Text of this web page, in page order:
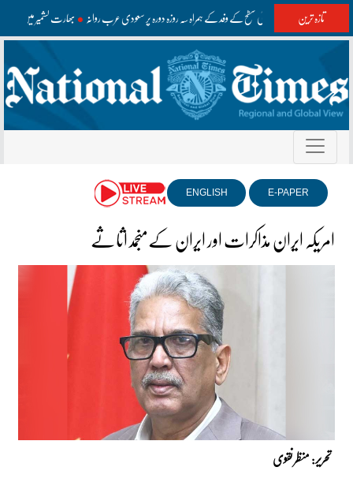
تازہ ترین وزیراعظم اعلیٰ سطح کے وفد کے ہمراہ سہ روزہ دورہ پر سعودی عرب روانہ بھارت کشمیر میں
E-PAPER
ENGLISH
امریکہ ایران مذاکرات اور ایران کےمنجمد اثاثے
تحریر: منظر نقوی